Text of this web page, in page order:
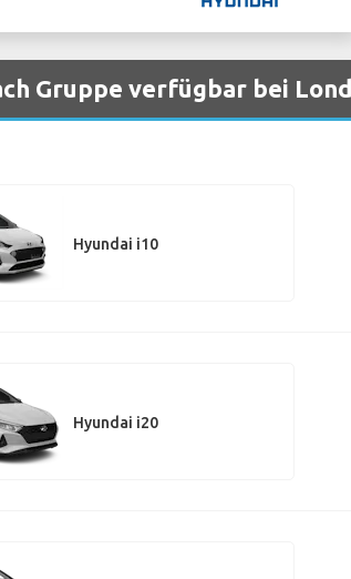
Gruppe verfügbar bei
Hyundai i10
Hyundai i20